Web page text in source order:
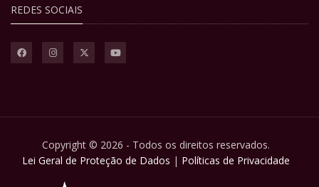
REDES SOCIAIS
Copyright © 2026 - Todos os direitos reservados.
Lei Geral de Proteção de Dados | Políticas de Privacidade